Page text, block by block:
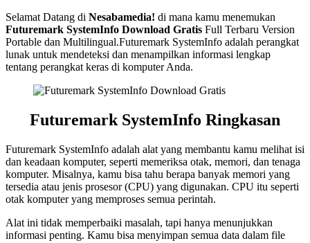
Selamat Datang di Nesabamedia! di mana kamu menemukan
Futuremark SystemInfo Download Gratis Full Terbaru Version
Portable dan Multilingual.Futuremark SystemInfo adalah perangkat
lunak untuk mendeteksi dan menampilkan informasi lengkap
tentang perangkat keras di komputer Anda.
Futuremark SystemInfo Ringkasan
Futuremark SystemInfo adalah alat yang membantu kamu melihat isi
dan keadaan komputer, seperti memeriksa otak, memori, dan tenaga
komputer. Misalnya, kamu bisa tahu berapa banyak memori yang
tersedia atau jenis prosesor (CPU) yang digunakan. CPU itu seperti
otak komputer yang memproses semua perintah.
Alat ini tidak memperbaiki masalah, tapi hanya menunjukkan
informasi penting. Kamu bisa menyimpan semua data dalam file